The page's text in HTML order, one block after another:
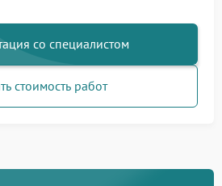
со специалистом
стоимость работ